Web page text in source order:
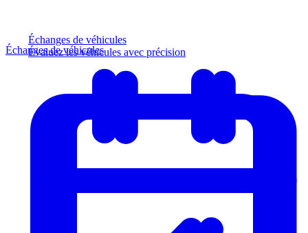
Échanges de véhicules
Évaluez les véhicules avec précision
Échanges de véhicules